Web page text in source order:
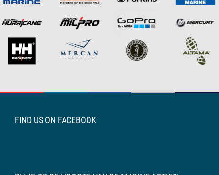
FIND US ON FACEBOOK